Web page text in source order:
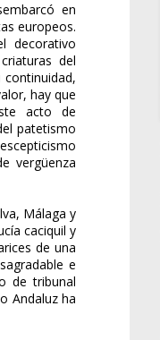
en
europeos.
decorativo
del
hay que
acto de
patetismo
vergüenza
Málaga y
caciquil y
de una
e
de tribunal
Andaluz ha